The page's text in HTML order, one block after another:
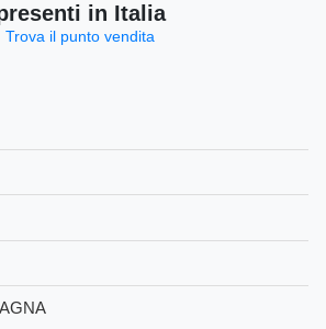
in Italia
Trova il punto vendita